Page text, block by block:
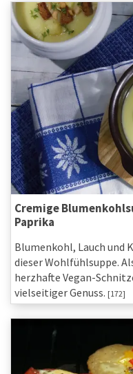
Cremige
Paprika
Blumenkohl, Lauch und
dieser Wohlfühlsuppe.
herzhafte Vegan-
vielseitiger Genuss. [172]